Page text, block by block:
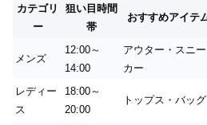
カテゴリ
ー
狙い目時間
帯
おすすめアイテ
メンズ
12:00～
14:00
アウター・スニー
カー
レディー
ス
18:00～
20:00
トップス・バッグ